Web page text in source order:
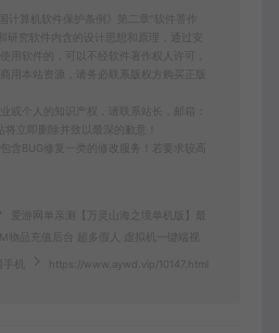
计算机软件保护条例》第二章"软件菩作
研究软件内含的设计思想和原理，通过安
用软件的，可以不经软件著作权人许可，
用本站资源，请务必联系版权方购买正版
或个人的知识产权，请联系站长，邮箱：
立即删除并致以最深的歉意！
含BUG修复一类的修改服务！若要求较高
爱游网单亲测【万灵山海之境单机版】最
物品充值后台 超多假人 虚拟机一键端视
机 https://www.aywd.vip/10147.html